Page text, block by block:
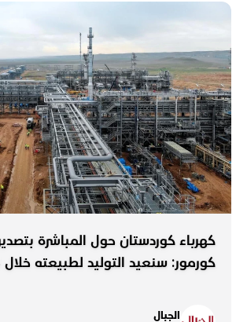
كهرباء كوردستان حول المباشرة
كورمور: سنعيد التوليد لطبيعته خلال 24 ساعة
الجبال